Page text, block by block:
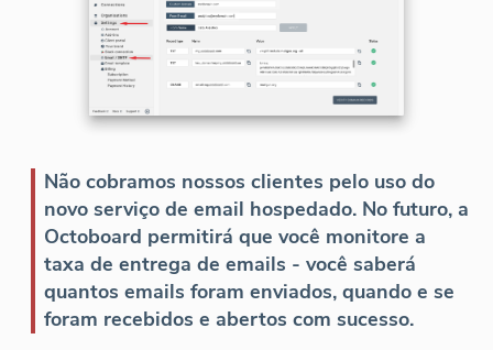
Não cobramos nossos clientes pelo uso do
novo serviço de email hospedado. No futuro, a
Octoboard permitirá que você monitore a
taxa de entrega de emails - você saberá
quantos emails foram enviados, quando e se
foram recebidos e abertos com sucesso.